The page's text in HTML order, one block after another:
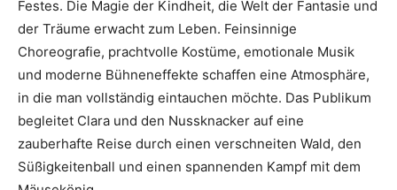
Festes. Die Magie der Kindheit, die Welt der Fantasie und
der Träume erwacht zum Leben. Feinsinnige
Choreografie, prachtvolle Kostüme, emotionale Musik
und moderne Bühneneffekte schaffen eine Atmosphäre,
in die man vollständig eintauchen möchte. Das Publikum
begleitet Clara und den Nussknacker auf eine
zauberhafte Reise durch einen verschneiten Wald, den
Süßigkeitenball und einen spannenden Kampf mit dem